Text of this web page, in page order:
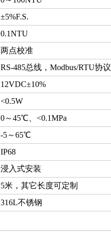
±5%F.S.
0.1NTU
两点校准
RS-485总线，Modbus/RTU协议
12VDC±10%
<0.5W
0～45℃、<0.1MPa
-5～65℃
IP68
浸入式安装
5米，其它长度可定制
316L不锈钢